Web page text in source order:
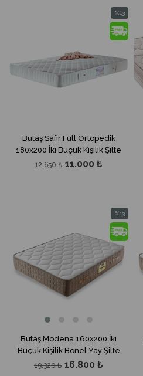
Butaş Safir Full Ortopedik
180x200 İki Buçuk Kişilik Şilte
11.000 ₺
12.650 ₺
%13
İndirim
%13İndirim
Butaş Modena 160x200 İki
Buçuk Kişilik Bonel Yay Şilte
16.800 ₺
19.320 ₺
%13
İndirim
%13İndirim